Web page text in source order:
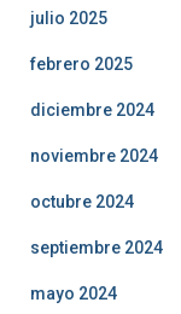
julio 2025
febrero 2025
diciembre 2024
noviembre 2024
octubre 2024
septiembre 2024
mayo 2024